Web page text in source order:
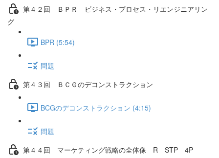
第４２回 ＢＰＲ ビジネス・プロセス・リエンジニアリン
グ
BPR (5:54)
問題
第４３回 ＢＣＧのデコンストラクション
BCGのデコンストラクション (4:15)
問題
第４４回 マーケティング戦略の全体像 R STP 4P